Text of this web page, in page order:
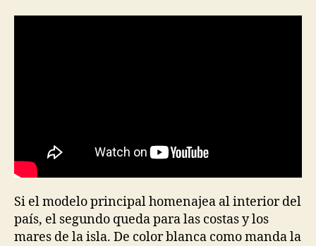
Si el modelo principal homenajea al interior del
país, el segundo queda para las costas y los
mares de la isla. De color blanca como manda la